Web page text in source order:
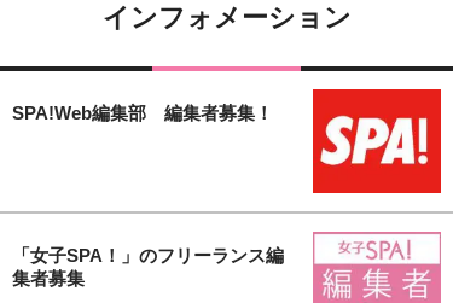
インフォメーション
SPA!Web編集部 編集者募集！
「女子SPA！」のフリーランス編
集者募集